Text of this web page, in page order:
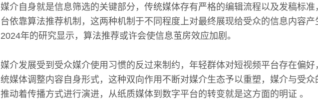
媒介自身就是信息筛选的关键部分，传统媒体存有严格的编辑流程以及发稿标准
台依靠算法推荐机制，这两种机制于不同程度上对最终展现给受众的信息内容产
2024年的研究显示，算法推荐或许会使信息茧房效应加剧。
媒介发展受到受众媒介使用习惯的反过来制约，年轻群体对短视频平台存在偏好
统媒体调整内容自身形式，这种双向作用不断对媒介生态予以重塑，媒介与受众
推动着传播方式进行演进，从纸质媒体到数字平台的转变就是这方面的明证 。